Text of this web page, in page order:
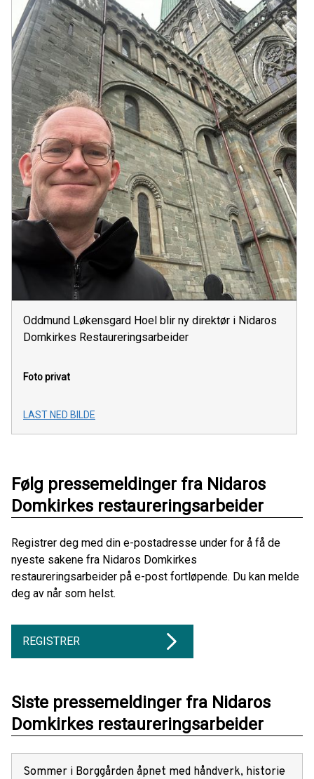
Oddmund Løkensgard Hoel blir ny direktør i Nidaros
Domkirkes Restaureringsarbeider
Foto privat
LAST NED BILDE
Følg pressemeldinger fra Nidaros
Domkirkes restaureringsarbeider
Registrer deg med din e-postadresse under for å få de
nyeste sakene fra Nidaros Domkirkes
restaureringsarbeider på e-post fortløpende. Du kan melde
deg av når som helst.
REGISTRER
Siste pressemeldinger fra Nidaros
Domkirkes restaureringsarbeider
Sommer i Borggården åpnet med håndverk, historie